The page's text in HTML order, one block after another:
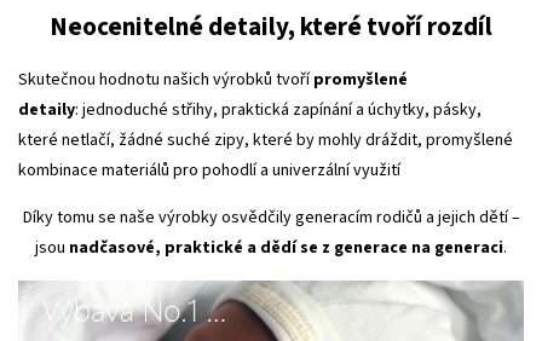
Neocenitelné detaily, které tvoří rozdíl
Skutečnou hodnotu našich výrobků tvořípromyšlené
detaily: jednoduché střihy, praktická zapínání a úchytky, pásky,
které netlačí, žádné suché zipy, které by mohly dráždit, promyšlené
kombinace materiálů pro pohodlí a univerzální využití
Díky tomu se naše výrobky osvědčily generacím rodičů a jejich dětí –
jsou nadčasové, praktické a dědí se z generace na generaci.